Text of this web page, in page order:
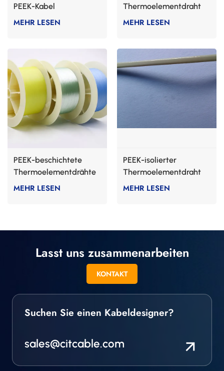
PEEK-Kabel
MEHR LESEN
Thermoelementdraht
MEHR LESEN
PEEK-beschichtete
Thermoelementdrähte
MEHR LESEN
PEEK-isolierter
Thermoelementdraht
Typ K
MEHR LESEN
Lasst uns zusammenarbeiten
KONTAKT
Suchen Sie einen Kabeldesigner?
sales@citcable.com